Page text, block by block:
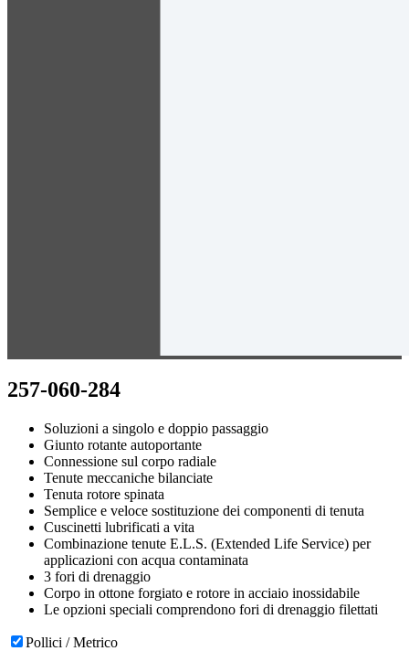
257-060-284
Soluzioni a singolo e doppio passaggio
Giunto rotante autoportante
Connessione sul corpo radiale
Tenute meccaniche bilanciate
Tenuta rotore spinata
Semplice e veloce sostituzione dei componenti di tenuta
Cuscinetti lubrificati a vita
Combinazione tenute E.L.S. (Extended Life Service) per
applicazioni con acqua contaminata
3 fori di drenaggio
Corpo in ottone forgiato e rotore in acciaio inossidabile
Le opzioni speciali comprendono fori di drenaggio filettati
Pollici / Metrico